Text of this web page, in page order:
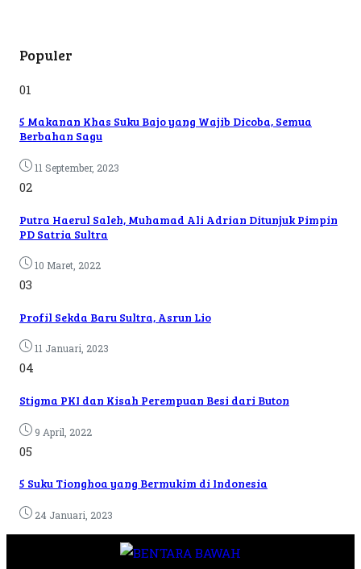
Populer
01
5 Makanan Khas Suku Bajo yang Wajib Dicoba, Semua
Berbahan Sagu
11 September, 2023
02
Putra Haerul Saleh, Muhamad Ali Adrian Ditunjuk Pimpin
PD Satria Sultra
10 Maret, 2022
03
Profil Sekda Baru Sultra, Asrun Lio
11 Januari, 2023
04
Stigma PKI dan Kisah Perempuan Besi dari Buton
9 April, 2022
05
5 Suku Tionghoa yang Bermukim di Indonesia
24 Januari, 2023